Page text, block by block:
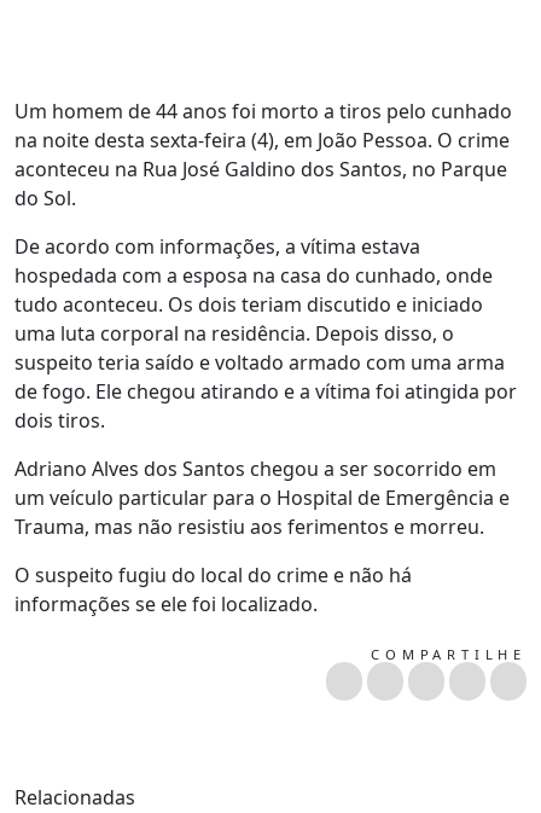
Um homem de 44 anos foi morto a tiros pelo cunhado
na noite desta sexta-feira (4), em João Pessoa. O crime
aconteceu na Rua José Galdino dos Santos, no Parque
do Sol.
De acordo com informações, a vítima estava
hospedada com a esposa na casa do cunhado, onde
tudo aconteceu. Os dois teriam discutido e iniciado
uma luta corporal na residência. Depois disso, o
suspeito teria saído e voltado armado com uma arma
de fogo. Ele chegou atirando e a vítima foi atingida por
dois tiros.
Adriano Alves dos Santos chegou a ser socorrido em
um veículo particular para o Hospital de Emergência e
Trauma, mas não resistiu aos ferimentos e morreu.
O suspeito fugiu do local do crime e não há
informações se ele foi localizado.
COMPARTILHE
Relacionadas